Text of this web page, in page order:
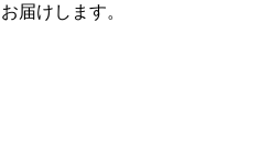
届けします。